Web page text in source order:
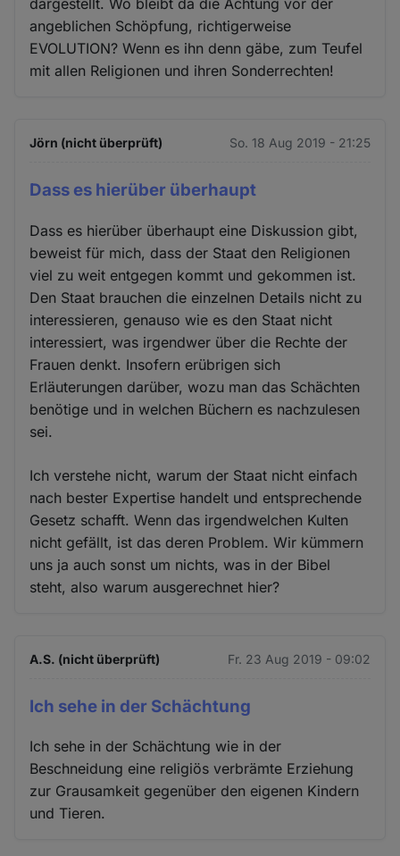
angeblichen Schöpfung, richtigerweise
EVOLUTION? Wenn es ihn denn gäbe, zum Teufel
mit allen Religionen und ihren Sonderrechten!
Jörn (nicht überprüft) So. 18 Aug 2019 - 21:25
Dass es hierüber überhaupt
Dass es hierüber überhaupt eine Diskussion gibt,
beweist für mich, dass der Staat den Religionen
viel zu weit entgegen kommt und gekommen ist.
Den Staat brauchen die einzelnen Details nicht zu
interessieren, genauso wie es den Staat nicht
interessiert, was irgendwer über die Rechte der
Frauen denkt. Insofern erübrigen sich
Erläuterungen darüber, wozu man das Schächten
benötige und in welchen Büchern es nachzulesen
sei.
Ich verstehe nicht, warum der Staat nicht einfach
nach bester Expertise handelt und entsprechende
Gesetz schafft. Wenn das irgendwelchen Kulten
nicht gefällt, ist das deren Problem. Wir kümmern
uns ja auch sonst um nichts, was in der Bibel
steht, also warum ausgerechnet hier?
A.S. (nicht überprüft) Fr. 23 Aug 2019 - 09:02
Ich sehe in der Schächtung
Ich sehe in der Schächtung wie in der
Beschneidung eine religiös verbrämte Erziehung
zur Grausamkeit gegenüber den eigenen Kindern
und Tieren.